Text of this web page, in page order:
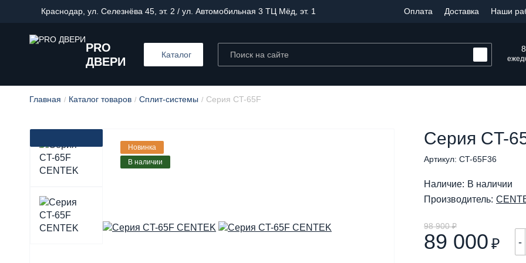
Краснодар, ул. Селезнёва 45, эт. 2 / ул. Автомобильная 3 ТЦ Мёд, эт. 1 Оплата Доставка Наши
PRO
ДВЕРИ
Каталог
Главная Каталог товаров Сплит-системы Серия CT-65F
Новинка
В наличии
Серия CT-
Артикул: CT-65F36
Наличие: В наличии
Производитель:
98 900 ₽
89 000 ₽ -